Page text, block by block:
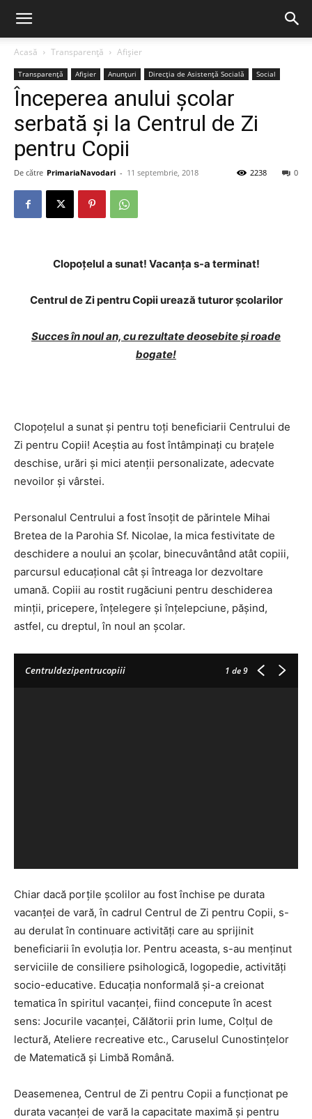
Acasă Transparență Afișier
Transparență Afișier Anunțuri Direcția de Asistență Socială Social
Începerea anului școlar
serbată și la Centrul de Zi
pentru Copii
De către PrimariaNavodari - 11 septembrie, 2018 0
2238
Clopoțelul a sunat! Vacanța s-a terminat!
Centrul de Zi pentru Copii urează tuturor școlarilor
Succes în noul an, cu rezultate deosebite și roade
bogate!
Clopoțelul a sunat și pentru toți beneficiarii Centrului de
Zi pentru Copii! Aceștia au fost întâmpinați cu brațele
deschise, urări și mici atenții personalizate, adecvate
nevoilor și vârstei.
Personalul Centrului a fost însoțit de părintele Mihai
Bretea de la Parohia Sf. Nicolae, la mica festivitate de
deschidere a noului an școlar, binecuvântând atât copiii,
parcursul educațional cât și întreaga lor dezvoltare
umană. Copiii au rostit rugăciuni pentru deschiderea
minții, pricepere, înțelegere și înțelepciune, pășind,
astfel, cu dreptul, în noul an școlar.
Centruldezipentrucopiii 1 de 9
Chiar dacă porțile școlilor au fost închise pe durata
vacanței de vară, în cadrul Centrul de Zi pentru Copii, s-
au derulat în continuare activități care au sprijinit
beneficiarii în evoluția lor. Pentru aceasta, s-au menținut
serviciile de consiliere psihologică, logopedie, activități
socio-educative. Educația nonformală și-a creionat
tematica în spiritul vacanței, fiind concepute în acest
sens: Jocurile vacanței, Călătorii prin lume, Colțul de
lectură, Ateliere recreative etc., Caruselul Cunostințelor
de Matematică și Limbă Română.
Deasemenea, Centrul de Zi pentru Copii a funcționat pe
durata vacanței de vară la capacitate maximă și pentru